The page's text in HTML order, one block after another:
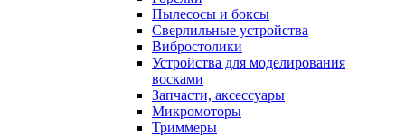
Пылесосы и боксы
Сверлильные устройства
Вибростолики
Устройства для моделирования
восками
Запчасти, аксессуары
Микромоторы
Триммеры